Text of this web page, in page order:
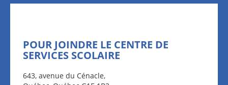
POUR JOINDRE LE CENTRE DE
SERVICES SCOLAIRE
643, avenue du Cénacle,